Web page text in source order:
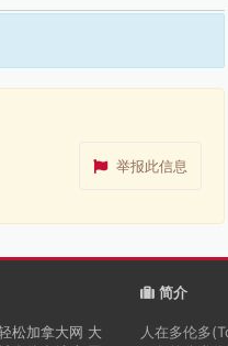
举报此信息
松加拿大网 大
简介
人在多伦多